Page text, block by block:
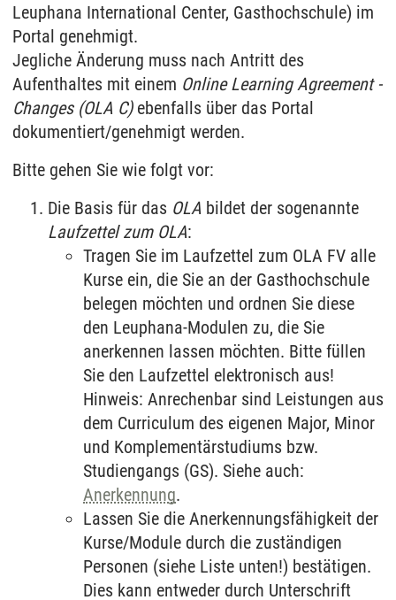
Leuphana International Center, Gasthochschule) im
Portal genehmigt.
Jegliche Änderung muss nach Antritt des
Aufenthaltes mit einem Online Learning Agreement -
Changes (OLA C)ebenfalls über das Portal
dokumentiert/genehmigt werden.
Bitte gehen Sie wie folgt vor:
Die Basis für das OLA bildet der sogenannte
Laufzettel zum OLA:
Tragen Sie im Laufzettel zum OLA FV alle
Kurse ein, die Sie an der Gasthochschule
belegen möchten und ordnen Sie diese
den Leuphana-Modulen zu, die Sie
anerkennen lassen möchten. Bitte füllen
Sie den Laufzettel elektronisch aus!
Hinweis: Anrechenbar sind Leistungen aus
dem Curriculum des eigenen Major, Minor
und Komplementärstudiums bzw.
Studiengangs (GS). Siehe auch:
Anerkennung.
Lassen Sie die Anerkennungsfähigkeit der
Kurse/Module durch die zuständigen
Personen (siehe Liste unten!) bestätigen.
Dies kann entweder durch Unterschrift